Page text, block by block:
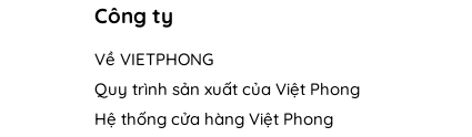
Công ty
Về VIETPHONG
Quy trình sản xuất của Việt Phong
Hệ thống cửa hàng Việt Phong